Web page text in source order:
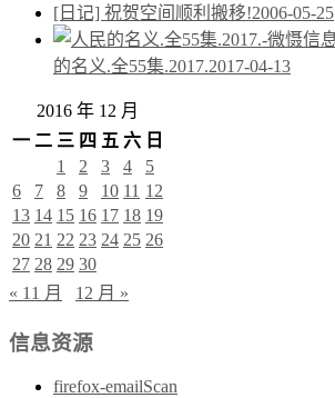
[日记] 祝贺空间顺利搬移!2006-05-25
的名义.全55集.2017.2017-04-13
2016 年 12 月
一 二 三 四 五 六 日
1
2 3 4
5
6
7 8 9 10 11 12
13 14 15 16 17 18 19
20 21 22 23 24 25 26
27 28 29 30
« 11 月
12 月 »
信息资源
firefox-emailScan